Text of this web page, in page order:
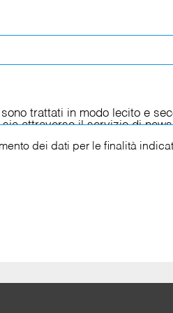
dei dati per le finalità